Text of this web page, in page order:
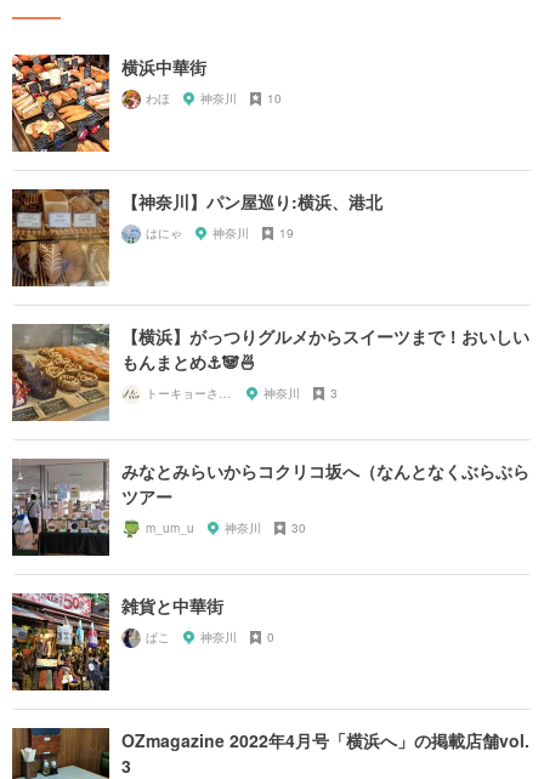
横浜中華街
わほ 神奈川 10
【神奈川】パン屋巡り:横浜、港北
はにゃ 神奈川 19
【横浜】がっつりグルメからスイーツまで！おいしい
もんまとめ⚓️🐼🍜
神奈川 3
みなとみらいからコクリコ坂へ（なんとなくぶらぶら
ツアー
m_um_u 神奈川 30
雑貨と中華街
ぱこ 神奈川 0
OZmagazine 2022年4月号「横浜へ」の掲載店舗vol.
3